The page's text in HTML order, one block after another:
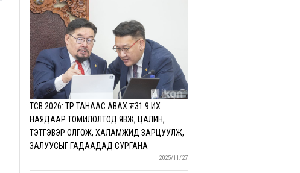
ТӨСӨВ 2026: ТӨР ТАНААС АВАХ ₮31.9 ИХ
НАЯДААР ТОМИЛОЛТОД ЯВЖ, ЦАЛИН,
ТЭТГЭВЭР ОЛГОЖ, ХАЛАМЖИД ЗАРЦУУЛЖ,
ЗАЛУУСЫГ ГАДААДАД СУРГАНА
2025/11/27